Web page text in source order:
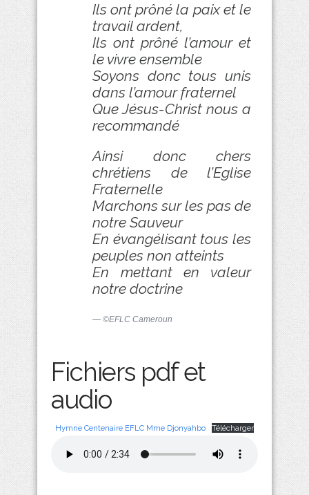
Ils ont prôné la paix et le
travail ardent,
Ils ont prôné l’amour et
le vivre ensemble
Soyons donc tous unis
dans l’amour fraternel
Que Jésus-Christ nous a
recommandé
Ainsi donc chers
chrétiens de l’Eglise
Fraternelle
Marchons sur les pas de
notre Sauveur
En évangélisant tous les
peuples non atteints
En mettant en valeur
notre doctrine
©EFLC Cameroun
Fichiers pdf et
audio
Hymne Centenaire EFLC Mme Djonyahbo Télécharger